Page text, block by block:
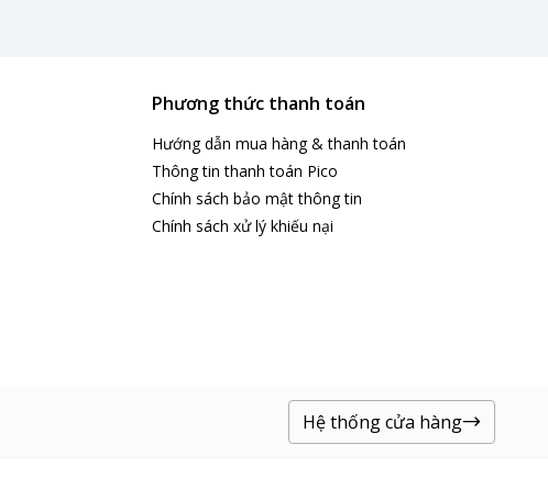
Multi Air Flow, giúp toàn
lâu hơn.
bị ngăn đông mềm Ngăn
Phương thức thanh toán
Hướng dẫn mua hàng & thanh toán
Thông tin thanh toán Pico
Chính sách bảo mật thông tin
Chính sách xử lý khiếu nại
Hệ thống cửa hàng